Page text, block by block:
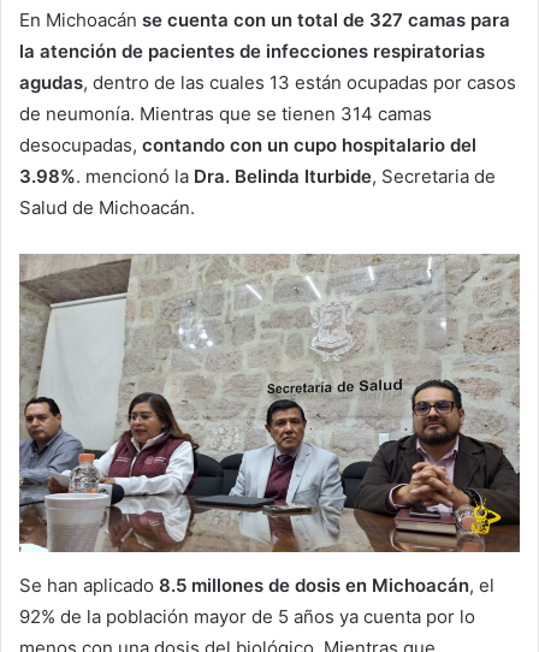
En Michoacán se cuenta con un total de 327 camas para
la atención de pacientes de infecciones respiratorias
agudas, dentro de las cuales 13 están ocupadas por casos
de neumonía. Mientras que se tienen 314 camas
desocupadas, contando con un cupo hospitalario del
3.98%. mencionó la Dra. Belinda Iturbide, Secretaria de
Salud de Michoacán.
Se han aplicado 8.5 millones de dosis en Michoacán, el
92% de la población mayor de 5 años ya cuenta por lo